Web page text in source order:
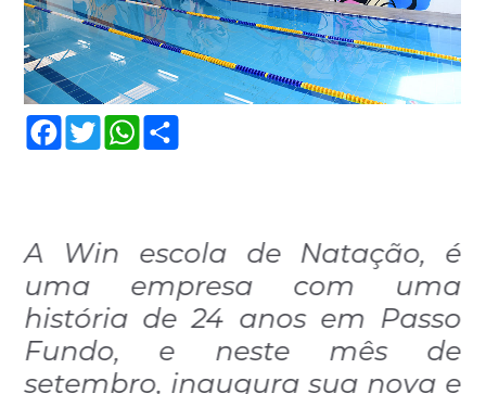
Share
WhatsApp
Twitter
Facebook
A Win escola de Natação, é
uma empresa com uma
história de 24 anos em Passo
Fundo, e neste mês de
setembro, inaugura sua nova e